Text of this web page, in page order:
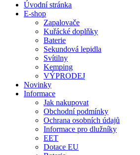
Úvodní stránka
E-shop
Zapalovače
Kuřácké doplňky
Baterie
Sekundová lepidla
Svítilny
Kemping
VÝPRODEJ
Novinky
Informace
Jak nakupovat
Obchodní podmínky
Ochrana osobních údajů
Informace pro dlužníky
EET
Dotace EU